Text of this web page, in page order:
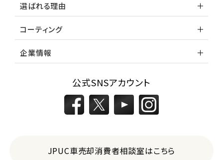
選ばれる理由
コーティング
企業情報
公式SNSアカウント
JPUC車売却消費者相談室はこちら